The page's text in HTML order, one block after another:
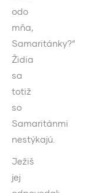
odo
mňa,
Samaritánky?“
Židia
sa
totiž
so
Samaritánmi
nestýkajú.
Ježiš
jej